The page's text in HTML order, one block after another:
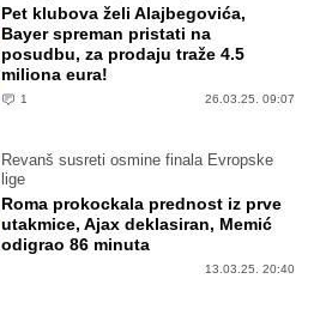
Pet klubova želi Alajbegovića,
Bayer spreman pristati na
posudbu, za prodaju traže 4.5
miliona eura!
1 26.03.25. 09:07
Revanš susreti osmine finala Evropske
lige
Roma prokockala prednost iz prve
utakmice, Ajax deklasiran, Memić
odigrao 86 minuta
13.03.25. 20:40